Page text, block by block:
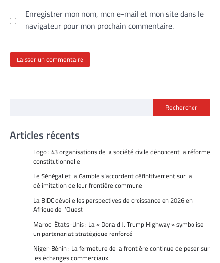
Enregistrer mon nom, mon e-mail et mon site dans le
navigateur pour mon prochain commentaire.
Rechercher
Articles récents
Togo : 43 organisations de la société civile dénoncent la réforme
constitutionnelle
Le Sénégal et la Gambie s’accordent définitivement sur la
délimitation de leur frontière commune
La BIDC dévoile les perspectives de croissance en 2026 en
Afrique de l’Ouest
Maroc–États-Unis : La « Donald J. Trump Highway » symbolise
un partenariat stratégique renforcé
Niger-Bénin : La fermeture de la frontière continue de peser sur
les échanges commerciaux